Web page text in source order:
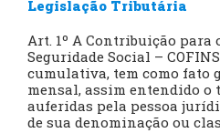
Legislação Tributária
Art. 1º A Contribuição
Seguridade Social –
cumulativa, tem como fato
mensal, assim entendido o
auferidas pela pessoa
de sua denominação ou